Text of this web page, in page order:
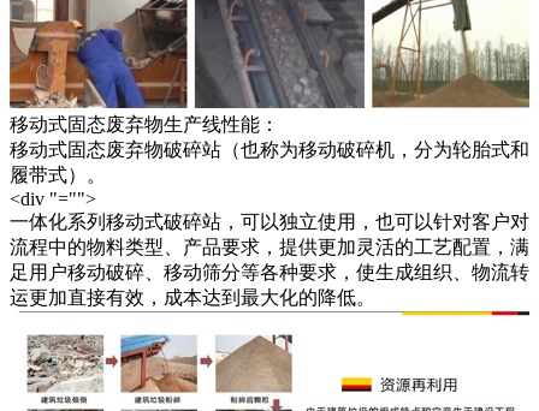
移动式固态废弃物生产线性能：
移动式固态废弃物破碎站（也称为移动破碎机，分为轮胎式和
履带式）。
<div "="">
一体化系列移动式破碎站，可以独立使用，也可以针对客户对
流程中的物料类型、产品要求，提供更加灵活的工艺配置，满
足用户移动破碎、移动筛分等各种要求，使生成组织、物流转
运更加直接有效，成本达到最大化的降低。